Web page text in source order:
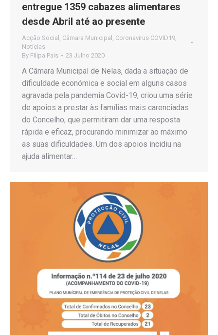
entregue 1359 cabazes alimentares
desde Abril até ao presente
Acção Social Câmara Municipal Coronavirus COVID19
Notícias
By Filipa Pais 23 Julho 2020
A Câmara Municipal de Nelas, dada a situação de
dificuldade económica e social em alguns casos
agravada pela pandemia Covid-19, criou uma série
de apoios a prestar às famílias mais carenciadas
do Concelho, que permitiram dar uma resposta
rápida e eficaz, procurando minimizar ao máximo
as suas dificuldades. Um dos apoios incidiu na
ajuda alimentar…